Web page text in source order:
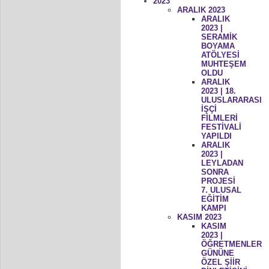
ARALIK 2023
ARALIK
2023 |
SERAMİK
BOYAMA
ATÖLYESİ
MUHTEŞEM
OLDU
ARALIK
2023 | 18.
ULUSLARARASI
İŞÇİ
FİLMLERİ
FESTİVALİ
YAPILDI
ARALIK
2023 |
LEYLADAN
SONRA
PROJESİ
7. ULUSAL
EĞİTİM
KAMPI
KASIM 2023
KASIM
2023 |
ÖĞRETMENLER
GÜNÜNE
ÖZEL ŞİİR